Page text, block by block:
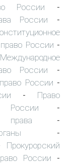
России -
России -
России -
Международное
России -
России -
- Право
России -
-
-
Прокурорский
России -